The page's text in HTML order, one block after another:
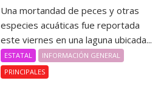
Una mortandad de peces y otras
especies acuáticas fue reportada
este viernes en una laguna ubicada...
ESTATAL
INFORMACIÓN GENERAL
PRINCIPALES